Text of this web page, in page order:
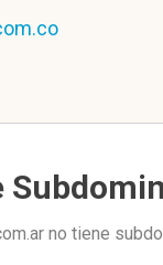
no tiene